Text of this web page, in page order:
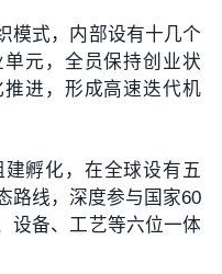
模式，内部设有十几个
元，全员保持创业状
进，形成高速迭代机
建孵化，在全球设有五
路线，深度参与国家60
设备、工艺等六位一体